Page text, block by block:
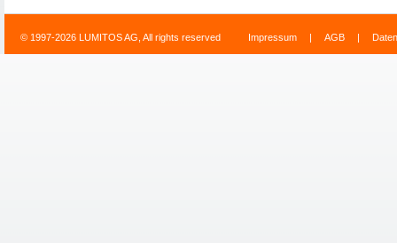
© 1997-2026 LUMITOS AG, All rights reserved Impressum | AGB |